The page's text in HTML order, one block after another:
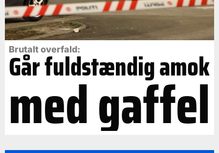
Brutalt overfald:
Går fuldstændig amok
med gaffel